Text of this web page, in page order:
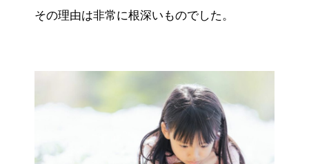
その理由は非常に根深いものでした。